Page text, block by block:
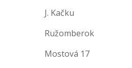
J. Kačku
Ružomberok
Mostová 17